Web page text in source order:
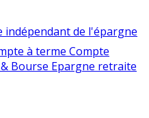
indépendant de l'épargne
à terme Compte
& Bourse Epargne retraite